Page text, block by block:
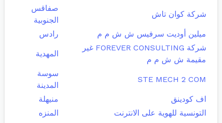
شركة كوان تاش
صفاقس
الجنوبية
ميلين أوديت سرفيس ش ش م م
رادس
شركة FOREVER CONSULTING غير
مقيمة ش ش م م
المهدية
STE MECH 2 COM
سوسة
المدينة
اف كودينق
منيهلة
التونسية للهوية على الانترنت
المنزه